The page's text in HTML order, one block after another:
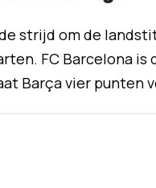
strijd om de
FC Barcelona is
Barça vier punten